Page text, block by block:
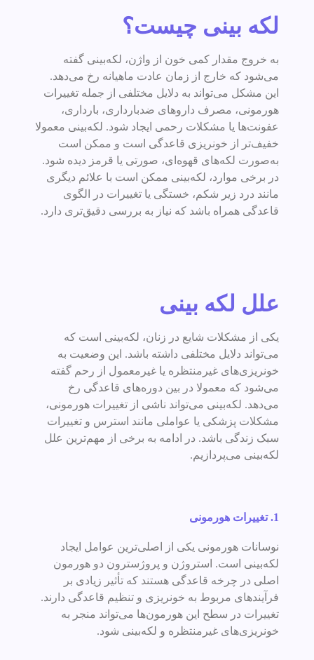
لکه بینی چیست؟
به خروج مقدار کمی خون از واژن، لکه‌بینی گفته
می‌شود که خارج از زمان عادت ماهیانه رخ می‌دهد.
این مشکل می‌تواند به دلایل مختلفی از جمله تغییرات
هورمونی، مصرف داروهای ضدبارداری، بارداری،
عفونت‌ها یا مشکلات رحمی ایجاد شود. لکه‌بینی معمولا
خفیف‌تر از خونریزی قاعدگی است و ممکن است
به‌صورت لکه‌های قهوه‌ای، صورتی یا قرمز دیده شود.
در برخی موارد، لکه‌بینی ممکن است با علائم دیگری
مانند درد زیر شکم، خستگی یا تغییرات در الگوی
قاعدگی همراه باشد که نیاز به بررسی دقیق‌تری دارد.
علل لکه بینی
یکی از مشکلات شایع در زنان، لکه‌بینی است که
می‌تواند دلایل مختلفی داشته باشد. این وضعیت به
خونریزی‌های غیرمنتظره یا غیرمعمول از رحم گفته
می‌شود که معمولا در بین دوره‌های قاعدگی رخ
می‌دهد. لکه‌بینی می‌تواند ناشی از تغییرات هورمونی،
مشکلات پزشکی یا عواملی مانند استرس و تغییرات
سبک زندگی باشد. در ادامه به برخی از مهم‌ترین علل
لکه‌بینی می‌پردازیم.
1. تغییرات هورمونی
نوسانات هورمونی یکی از اصلی‌ترین عوامل ایجاد
لکه‌بینی است. استروژن و پروژسترون دو هورمون
اصلی در چرخه قاعدگی هستند که تأثیر زیادی بر
فرآیندهای مربوط به خونریزی و تنظیم قاعدگی دارند.
تغییرات در سطح این هورمون‌ها می‌تواند منجر به
خونریزی‌های غیرمنتظره و لکه‌بینی شود.